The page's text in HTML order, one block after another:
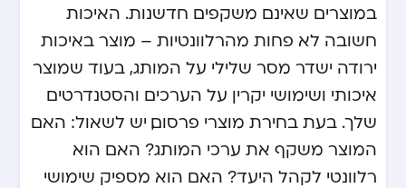
במוצרים שאינם משקפים חדשנות. האיכות
חשובה לא פחות מהרלוונטיות – מוצר באיכות
ירודה ישדר מסר שלילי על המותג, בעוד שמוצר
איכותי ושימושי יקרין על הערכים והסטנדרטים
שלך. בעת בחירת מוצרי פרסום, יש לשאול: האם
המוצר משקף את ערכי המותג? האם הוא
רלוונטי לקהל היעד? האם הוא מספיק שימושי